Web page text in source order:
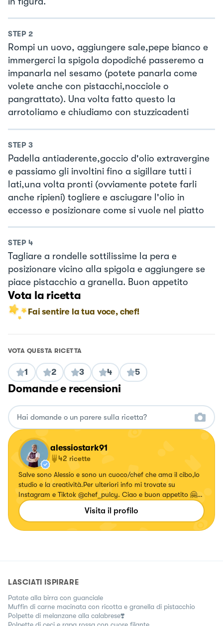
STEP 2
Rompi un uovo, aggiungere sale,pepe bianco e
immergerci la spigola dopodiché passeremo a
impanarla nel sesamo (potete panarla come
volete anche con pistacchi,nocciole o
pangrattato). Una volta fatto questo la
arrotoliamo e chiudiamo con stuzzicadenti
STEP 3
Padella antiaderente,goccio d'olio extravergine
e passiamo gli involtini fino a sigillare tutti i
lati,una volta pronti (ovviamente potete farli
anche ripieni) togliere e asciugare l'olio in
eccesso e posizionare come si vuole nel piatto
STEP 4
Tagliare a rondelle sottilissime la pera e
posizionare vicino alla spigola e aggiungere se
piace pistacchio a granella. Buon appetito
Vota la ricetta
Fai sentire la tua voce, chef!
VOTA QUESTA RICETTA
1 2 3 4 5
Domande e recensioni
alessiostark91
42 ricette
Salve sono Alessio e sono un cuoco/chef che ama il cibo,lo
studio e la creatività.Per ulteriori info mi trovate su
Instagram e Tiktok @chef_pulcy. Ciao e buon appetito 🤗
🧑‍🍳 https://bit.ly/34BQApp
Visita il profilo
LASCIATI ISPIRARE
Patate alla birra con guanciale
Muffin di carne macinata con ricotta e granella di pistacchio
Polpette di melanzane alla calabrese❣️